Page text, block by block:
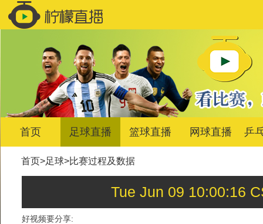
首页 足球直播 篮球直播 网球直播 乒
首页>足球>比赛过程及数据
Tue Jun 09 10:00:16
好视频要分享: